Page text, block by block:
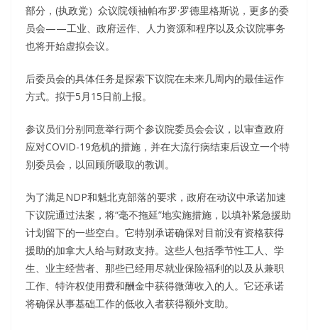
部分，(执政党）众议院领袖帕布罗·罗德里格斯说，更多的委
员会——工业、政府运作、人力资源和程序以及众议院事务
也将开始虚拟会议。
后委员会的具体任务是探索下议院在未来几周内的最佳运作
方式。拟于5月15日前上报。
参议员们分别同意举行两个参议院委员会会议，以审查政府
应对COVID-19危机的措施，并在大流行病结束后设立一个特
别委员会，以回顾所吸取的教训。
为了满足NDP和魁北克部落的要求，政府在动议中承诺加速
下议院通过法案，将“毫不拖延”地实施措施，以填补紧急援助
计划留下的一些空白。它特别承诺确保对目前没有资格获得
援助的加拿大人给与财政支持。这些人包括季节性工人、学
生、业主经营者、那些已经用尽就业保险福利的以及从兼职
工作、特许权使用费和酬金中获得微薄收入的人。它还承诺
将确保从事基础工作的低收入者获得额外支助。